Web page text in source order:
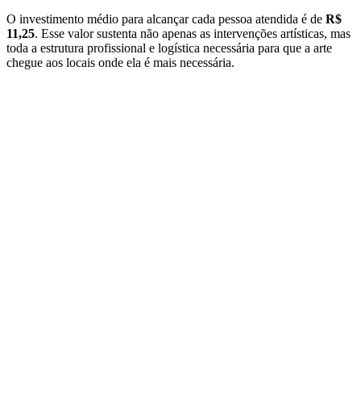
O investimento médio para alcançar cada pessoa atendida é de R$
11,25. Esse valor sustenta não apenas as intervenções artísticas, mas
toda a estrutura profissional e logística necessária para que a arte
chegue aos locais onde ela é mais necessária.